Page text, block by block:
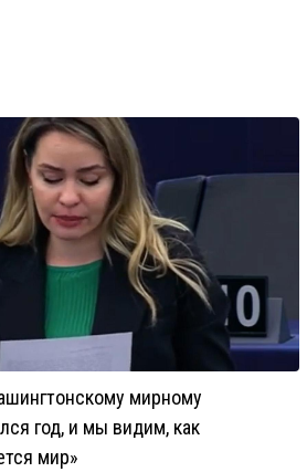
мирному
год, и мы видим, как
мир»